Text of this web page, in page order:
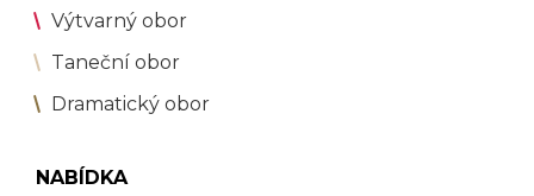
Výtvarný obor
Taneční obor
Dramatický obor
NABÍDKA